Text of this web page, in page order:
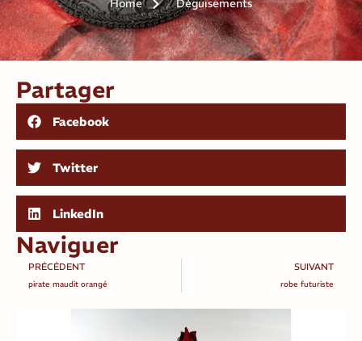
Home Déguisements
Partager
Facebook
Twitter
LinkedIn
Naviguer
PRÉCÉDENT
pirate maudit orangé
SUIVANT
robe futuriste